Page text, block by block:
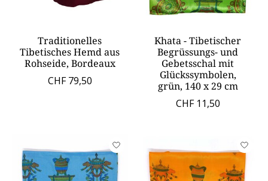
Traditionelles
Tibetisches Hemd aus
Rohseide, Bordeaux
CHF 79,50
Khata - Tibetischer
Begrüssungs- und
Gebetsschal mit
Glückssymbolen,
grün, 140 x 29 cm
CHF 11,50